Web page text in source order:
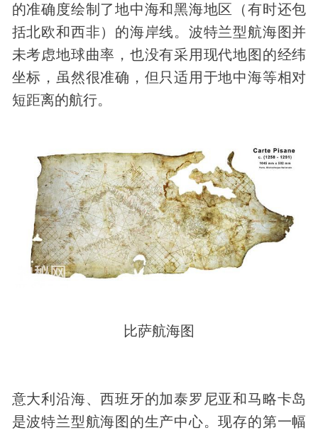
的准确度绘制了地中海和黑海地区（有时还包
括北欧和西非）的海岸线。波特兰型航海图并
未考虑地球曲率，也没有采用现代地图的经纬
坐标，虽然很准确，但只适用于地中海等相对
短距离的航行。
比萨航海图
意大利沿海、西班牙的加泰罗尼亚和马略卡岛
是波特兰型航海图的生产中心。现存的第一幅